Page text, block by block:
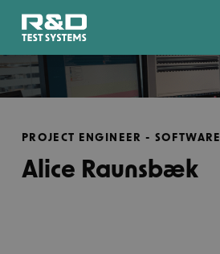
PROJECT ENGINEER - SOFTWARE
Alice Raunsbæk